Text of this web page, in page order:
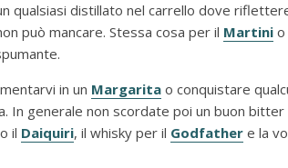
qualsiasi distillato nel carrello dove
può mancare. Stessa cosa per il Martini o
in un Margarita o conquistare
In generale non scordate poi un buon
o il Daiquiri, il whisky per il Godfather e la